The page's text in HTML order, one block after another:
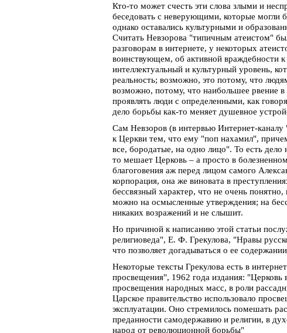
Кто-то может счесть эти слова злыми и
беседовать с неверующими, которые могли
однако оставались культурными и
Считать Невзорова "типичным атеистом"
разговорам в интернете, у некоторых
воинствующем, об активной враждебности
интеллектуальный и культурный уровень,
реальность; возможно, это потому, что
возможно, потому, что наибольшее рвение
проявлять люди с определенными, как
дело борьбы как-то меняет душевное
Сам Невзоров (в интервью Интернет-
к Церкви тем, что ему "поп нахамил",
все, бородатые, на одно лицо". То есть дело
то мешает Церковь – а просто в
благоговения аж перед лицом самого
корпорация, она же виновата в
бессвязный характер, что не очень
можно на осмысленные утверждения; на
никаких возражений и не слышит.
Но причиной к написанию этой статьи
религиоведа", Е. Ф. Грекулова, "Нравы
что позволяет догадываться о ее
Некоторые тексты Грекулова есть в
просвещения", 1962 года издания: "Церковь
просвещения народных масс, в роли
Царское правительство использовало
эксплуатации. Оно стремилось помешать
преданности самодержавию и религии, в
народ от революционной борьбы"